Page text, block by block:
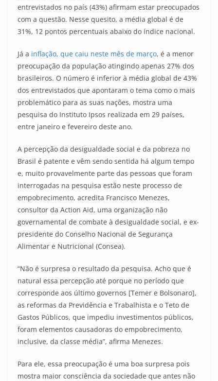
entrevistados no país (43%) afirmam estar preocupados
com a questão. Nesse quesito, a média global é de
31%, 12 pontos percentuais abaixo do índice nacional.
Já a inflação, que caiu neste mês de março, é a menor
preocupação da população atingindo apenas 27% dos
brasileiros. O número é inferior à média global de 43%
dos entrevistados que apontaram o tema como o mais
problemático para as suas nações, mostra uma
pesquisa do Instituto Ipsos realizada em 29 países,
entre janeiro e fevereiro deste ano.
A percepção da desigualdade social e da pobreza no
Brasil é patente e vêm sendo sentida há algum tempo
e, muito provavelmente parte das pessoas que foram
interrogadas na pesquisa estão neste processo de
empobrecimento, acredita Francisco Menezes,
consultor da Action Aid, uma organização não
governamental de combate à desigualdade social, e ex-
presidente do Conselho Nacional de Segurança
Alimentar e Nutricional (Consea).
“Não é surpresa o resultado da pesquisa. Acho que é
natural essa percepção até porque no período que
corresponde aos último governos [Temer e Bolsonaro],
as reformas da Previdência e Trabalhista e o Teto de
Gastos Públicos, que impediu investimentos públicos,
foram elementos causadoras do empobrecimento,
inclusive, da classe média”, afirma Menezes.
Para ele, essa preocupação é uma boa surpresa pois
mostra maior consciência da sociedade que antes não